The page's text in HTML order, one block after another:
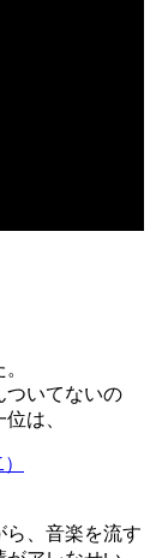
ついてないの
は、
ら、音楽を流す